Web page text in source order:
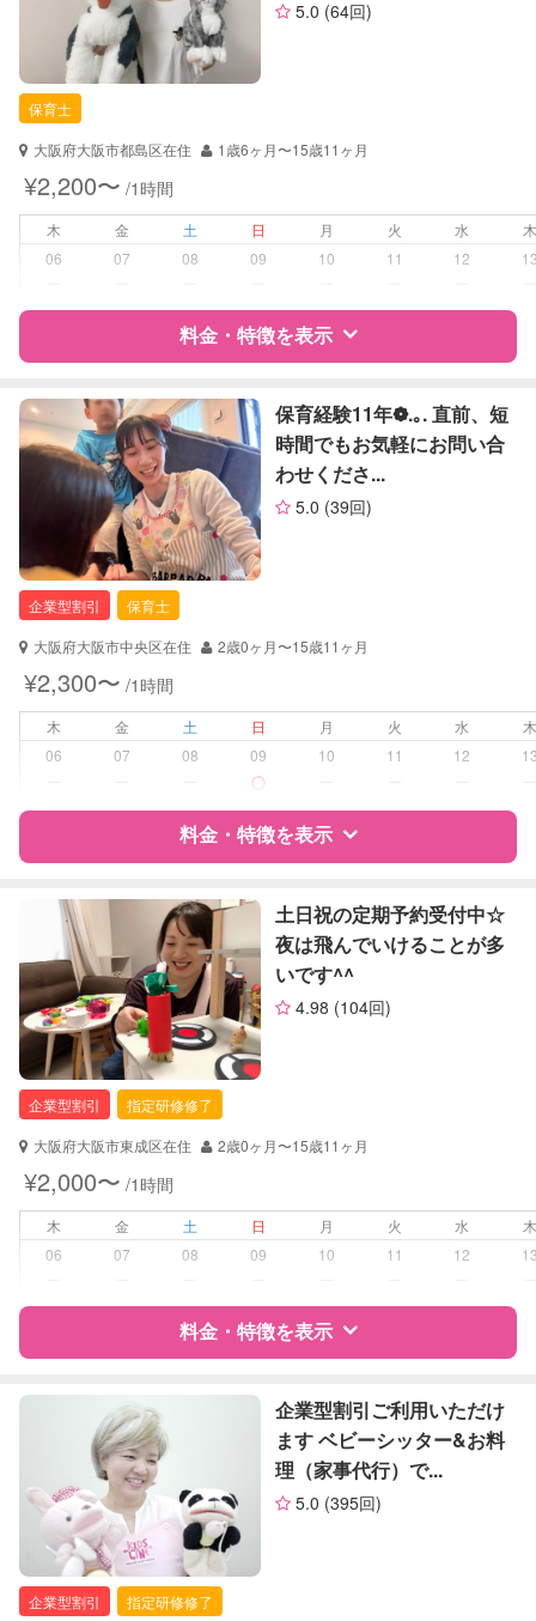
お子様の撮影
（定期特典）
対応不可
企業型割引対象(旧内閣府補助対象)
自治体届出済ベビーシッター
保育士
夜間対応
対応可否は個別に相談
レッスン なし
定期予約 お引き受けしていません
お子様の撮影
（定期特典）
対応不可
5.0 (64回)
保育士
大阪府大阪市都島区在住
1歳6ヶ月〜15歳11ヶ月
¥2,200〜 /1時間
木 金 土 日 月 火 水
06
07 08 09 10 11 12
料金・特徴を表示
特徴 料金 レビュー
サポートの特徴
自治体届出済ベビーシッター
保育士
幼稚園教諭
対応可能/特徴
送迎サポート
病児対応 病児、病後児、ともに不可
障がい児対応 対応可否は個別に相談
レッスン
音楽レッスン
絵・工作レッスン
定期予約 お引き受けしていません
お子様の撮影
（定期特典）
対応不可
保育経験11年❁.｡. 直前、短
時間でもお気軽にお問い合
わせくださ...
5.0 (39回)
企業型割引
保育士
大阪府大阪市中央区在住
2歳0ヶ月〜15歳11ヶ月
¥2,300〜 /1時間
木 金 土 日 月 火 水
06
07 08 09 10 11 12
料金・特徴を表示
特徴 料金 レビュー
サポートの特徴
資格
企業型割引対象(旧内閣府補助対象)
自治体届出済ベビーシッター
保育士
幼稚園教諭
夜間対応
お泊まり保育
病児対応 病児、病後児、ともに不可
障がい児対応 対応可否は個別に相談
音楽レッスン
定期予約 お引き受けしていません
お子様の撮影
（定期特典）
対応不可
土日祝の定期予約受付中☆
夜は飛んでいけることが多
いです^^
4.98 (104回)
企業型割引
指定研修修了
大阪府大阪市東成区在住
2歳0ヶ月〜15歳11ヶ月
¥2,000〜 /1時間
木 金 土 日 月 火 水
06
07 08 09 10 11 12
料金・特徴を表示
特徴 料金 レビュー
サポートの特徴
資格
企業型割引対象(旧内閣府補助対象)
自治体届出済ベビーシッター
全国保育サービス協会(ACSA)認定ベ
ビーシッター
企業型割引ご利用いただけ
ます ベビーシッター&お料
理（家事代行）で...
5.0 (395回)
企業型割引
指定研修修了